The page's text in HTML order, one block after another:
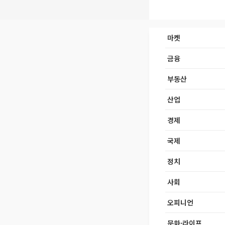
마켓
금융
부동산
산업
경제
국제
정치
사회
오피니언
문화·라이프